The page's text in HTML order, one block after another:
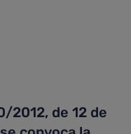
2012, de 12 de